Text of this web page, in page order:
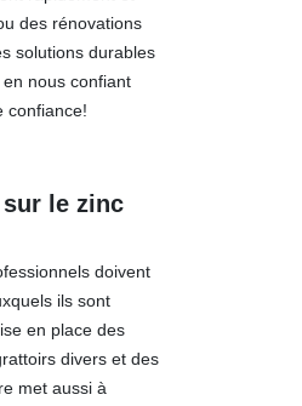
des rénovations
solutions durables
nous confiant
confiance!
le zinc
doivent
ils sont
en place des
divers et des
met aussi à